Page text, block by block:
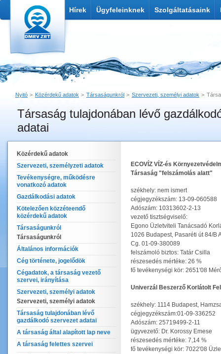
Hírek Ügyfeleinknek Szolgáltatásaink
Nyitó Közérdekű adatok Társaságunkról Szervezeti, személyi adatok
Társaság tulajdonában lévő
adatai
Link küldése
Nyomtatás
Közérdekű adatok
Szervezeti, személyzeti adatok
Tevékenységre, működésre
vonatkozó adatok
Gazdálkodási adatok
Kötelezően közzéteendő
közérdekű adatok
Társaságunkról
Társaságunkról
Általános információk
Cég története, jogelődök
Cégadatok, a társaság vezető
szervei, irányítása
Szervezeti, személyi adatok
Szervezeti, személyi adatok
Társaság tulajdonában lévő
gazdálkodó szervezet adatai
A társaság által alapított lap neve
A társaság felettes szervei
ECOVÍZ VÍZ-és
Társaság "felszámolás alatt"
székhely: nem ismert
cégjegyzékszám: 13-09-060588
Adószám: 10313602-2-13
vezető tisztségviselő:
Egono Üzletviteli Tanácsadó
1026 Budapest, Pasaréti út 84/B
Cg. 01-09-380089
felszámoló biztos: Tatár Csilla
részesedés mértéke: 26 %
fő tevékenységi kör: 2651'08
Univerzál Beszerző Korlátolt
székhely: 1114 Budapest,
cégjegyzékszám:01-09-336252
Adószám: 25719499-2-11
ügyvezető: Dr. Korossy Emese
részesedés mértéke: 7,14 %
fő tevékenységi kör: 7022'08